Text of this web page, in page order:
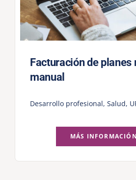
Facturación de planes
manual
Desarrollo profesional, Salud,
MÁS INFORMACIÓN